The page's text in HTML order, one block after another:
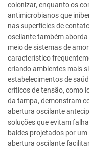
colonizar, enquanto os
antimicrobianos que
nas superfícies de
oscilante também
meio de sistemas de
característico
criando ambientes mais
estabelecimentos de
críticos de tensão, como
da tampa, demonstram
abertura oscilante
soluções que evitam
baldes projetados por
abertura oscilante